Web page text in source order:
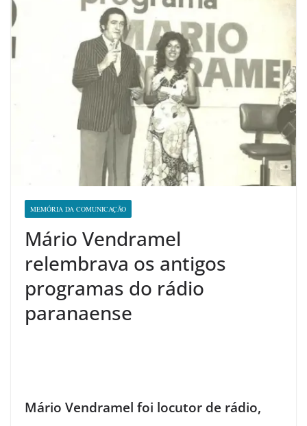
MEMÓRIA DA COMUNICAÇÃO
Mário Vendramel
relembrava os antigos
programas do rádio
paranaense
Mário Vendramel foi locutor de rádio,